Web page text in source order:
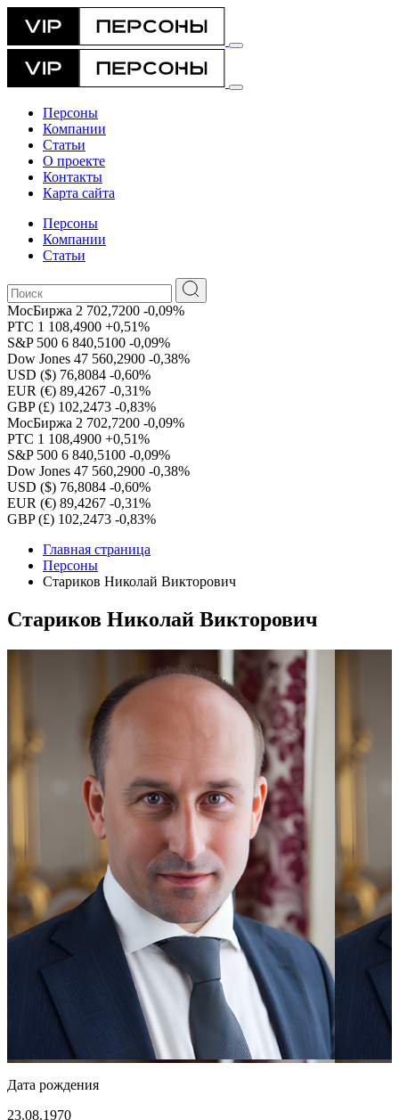
Персоны
Компании
Статьи
О проекте
Контакты
Карта сайта
Персоны
Компании
Статьи
МосБиржа 2 702,7200 -0,09%
РТС 1 108,4900 +0,51%
S&P 500 6 840,5100 -0,09%
Dow Jones 47 560,2900 -0,38%
USD ($) 76,8084 -0,60%
EUR (€) 89,4267 -0,31%
GBP (£) 102,2473 -0,83%
МосБиржа 2 702,7200 -0,09%
РТС 1 108,4900 +0,51%
S&P 500 6 840,5100 -0,09%
Dow Jones 47 560,2900 -0,38%
USD ($) 76,8084 -0,60%
EUR (€) 89,4267 -0,31%
GBP (£) 102,2473 -0,83%
Главная страница
Персоны
Стариков Николай Викторович
Стариков Николай Викторович
Дата рождения
23.08.1970